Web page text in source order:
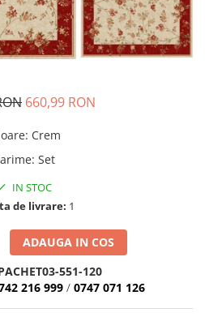
660,99 RON
: Crem
: Set
IN STOC
de livrare: 1
ADAUGA IN COS
551-120
216 999 / 0747 071 126